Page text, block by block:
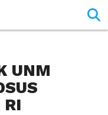
UNM
RI